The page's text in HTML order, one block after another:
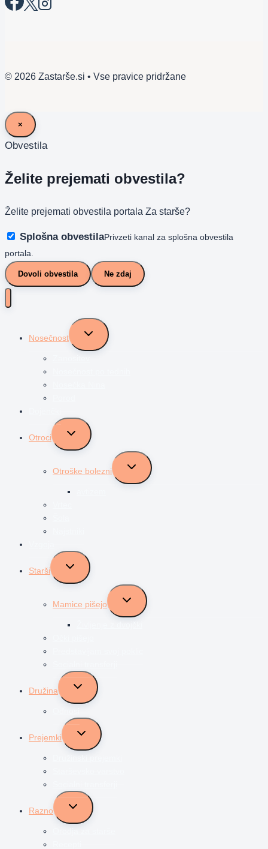
© 2026 Zastarše.si • Vse pravice pridržane
×
Obvestila
Želite prejemati obvestila?
Želite prejemati obvestila portala Za starše?
Splošna obvestilaPrivzeti kanal za splošna obvestila
portala.
Dovoli obvestila Ne zdaj
Nosečnost
Toggle
menu
Otroci
Toggle
menu
Otroške bolezni
Toggle
menu
Starši
Toggle
menu
Mamice pišejo
Toggle
menu
Družina
Toggle
menu
Prejemki
Toggle
menu
Razno
Toggle
menu